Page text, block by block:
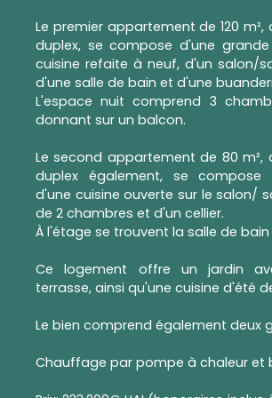
Le premier appartement de 120 m²,
duplex, se compose d'une
cuisine refaite à neuf, d'un salon/
d'une salle de bain et d'une
L'espace nuit comprend 3
donnant sur un balcon.
Le second appartement de 80 m²,
duplex également, se compose
d'une cuisine ouverte sur le salon/
de 2 chambres et d'un cellier.
À l'étage se trouvent la salle de
Ce logement offre un jardin
terrasse, ainsi qu'une cuisine d'été
Le bien comprend également deux
Chauffage par pompe à chaleur et